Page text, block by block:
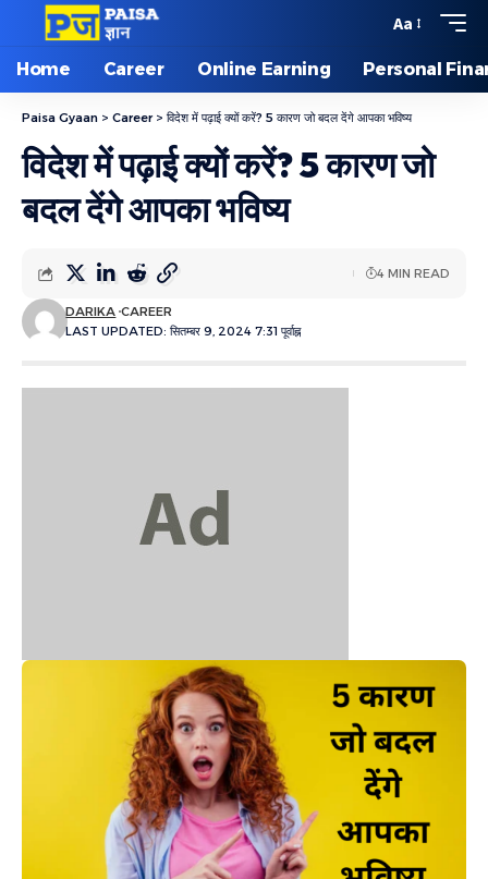
Aa
Home Career Online Earning Personal
Paisa Gyaan > Career> विदेश में पढ़ाई क्यों करें? 5 कारण जो बदल देंगे आपका भविष्य
विदेश में पढ़ाई क्यों करें? 5 कारण जो
बदल देंगे आपका भविष्य
LAST UPDATED: सितम्बर 9, 2024 7:31 पूर्वाह्न
DARIKA CAREER
4 MIN READ